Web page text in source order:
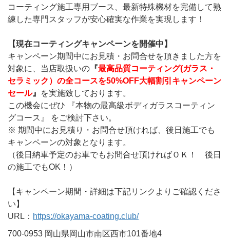
コーティング施工専用ブース、最新特殊機材を完備して熟
練した専門スタッフが安心確実な作業を実現します！
【現在コーティングキャンペーンを開催中】
キャンペーン期間中にお見積・お問合せを頂きました方を
対象に、当店取扱いの 『最高品質コーティング(ガラス・
セラミック）の全コースを50%OFF大幅割引キャンペーン
セール』
を実施致しております。
この機会にぜひ 『本物の最高級ボディガラスコーティン
グコース』 をご検討下さい。
※ 期間中にお見積り・お問合せ頂ければ、後日施工でも
キャンペーンの対象となります。
（後日納車予定のお車でもお問合せ頂ければＯＫ！ 後日
の施工でもOK！）
【キャンペーン期間・詳細は下記リンクよりご確認くださ
い】
URL： https://okayama-coating.club/
700-0953 岡山県岡山市南区西市101番地4